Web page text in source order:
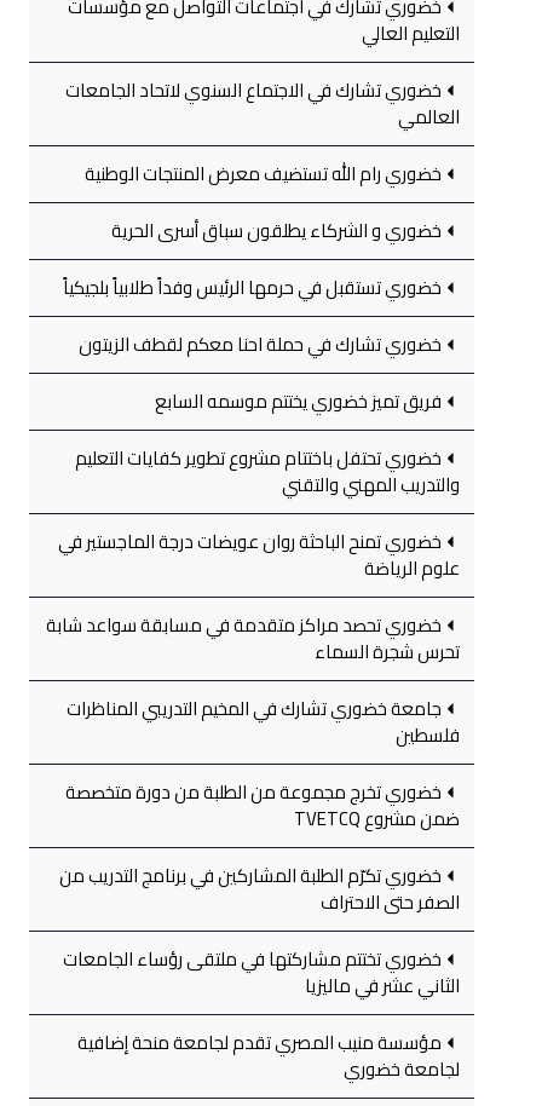
التعليم العالي
خضوري تشارك في الاجتماع السنوي لاتحاد الجامعات
العالمي
خضوري رام الله تستضيف معرض المنتجات الوطنية
خضوري و الشركاء يطلقون سباق أسرى الحرية
خضوري تستقبل في حرمها الرئيس وفداً طلابياً بلجيكياً
خضوري تشارك في حملة احنا معكم لقطف الزيتون
فريق تميز خضوري يختتم موسمه السابع
خضوري تحتفل باختتام مشروع تطوير كفايات التعليم
والتدريب المهني والتقني
خضوري تمنح الباحثة روان عويضات درجة الماجستير في
علوم الرياضة
خضوري تحصد مراكز متقدمة في مسابقة سواعد شابة
تحرس شجرة السماء
جامعة خضوري تشارك في المخيم التدريبي المناظرات
فلسطين
خضوري تخرج مجموعة من الطلبة من دورة متخصصة
ضمن مشروع TVETCQ
خضوري تكرّم الطلبة المشاركين في برنامج التدريب من
الصفر حتى الاحتراف
خضوري تختتم مشاركتها في ملتقى رؤساء الجامعات
الثاني عشر في ماليزيا
مؤسسة منيب المصري تقدم لجامعة منحة إضافية
لجامعة خضوري